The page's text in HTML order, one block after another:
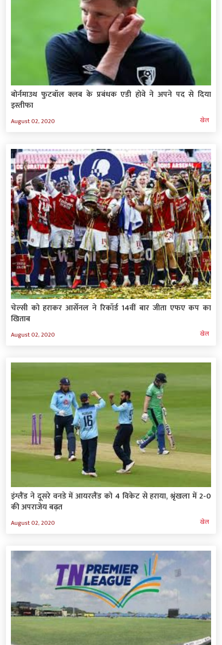
बोर्नमाउथ फुटबॉल क्लब के प्रबंधक एडी होवे ने अपने पद से दिया
इस्तीफा
August 02, 2020 खेल
चेल्सी को हराकर आर्सेनल ने रिकॉर्ड 14वीं बार जीता एफए कप का
खिताब
August 02, 2020 खेल
इंग्लैंड ने दूसरे वनडे में आयरलैंड को 4 विकेट से हराया, श्रृंखला में 2-0
की अपराजेय बढ़त
August 02, 2020 खेल